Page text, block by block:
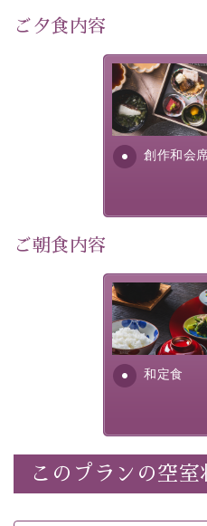
■内容&特典■
40分無料
1人1,000円分の館内利用
「千人風呂」で有名な 片
クレンジング、
・諏訪大社4社を巡る無料参
・館内着をご用意
・環境に配慮したアメニテ
・館内フリーWi-Fi
・チェックイン15時、チェ
いう昔の暦による料理表現）
・朝食はこだわりの味噌汁
ご夕食内容
創作和会
美湖膳とは諏
提供する為に
明が考え出し
す。美しい諏
ご朝食内容
和定食
さっぱりとし
れる食材は、
ふんだんに取
安全を心掛け
このプランの空室